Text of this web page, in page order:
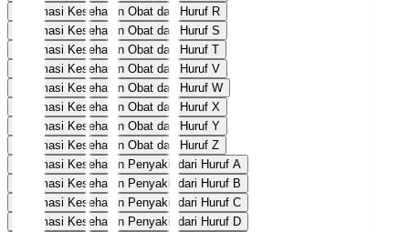
Informasi Kesehatan Obat dari Huruf R
Informasi Kesehatan Obat dari Huruf S
Informasi Kesehatan Obat dari Huruf T
Informasi Kesehatan Obat dari Huruf V
Informasi Kesehatan Obat dari Huruf W
Informasi Kesehatan Obat dari Huruf X
Informasi Kesehatan Obat dari Huruf Y
Informasi Kesehatan Obat dari Huruf Z
Informasi Kesehatan Penyakit dari Huruf A
Informasi Kesehatan Penyakit dari Huruf B
Informasi Kesehatan Penyakit dari Huruf C
Informasi Kesehatan Penyakit dari Huruf D